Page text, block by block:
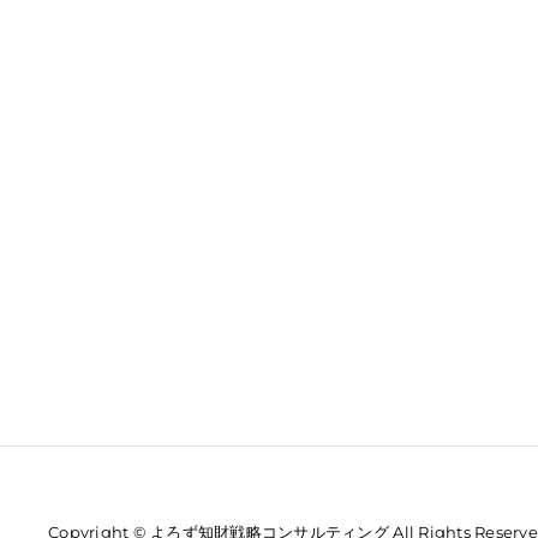
Copyright © よろず知財戦略コンサルティング All Rights